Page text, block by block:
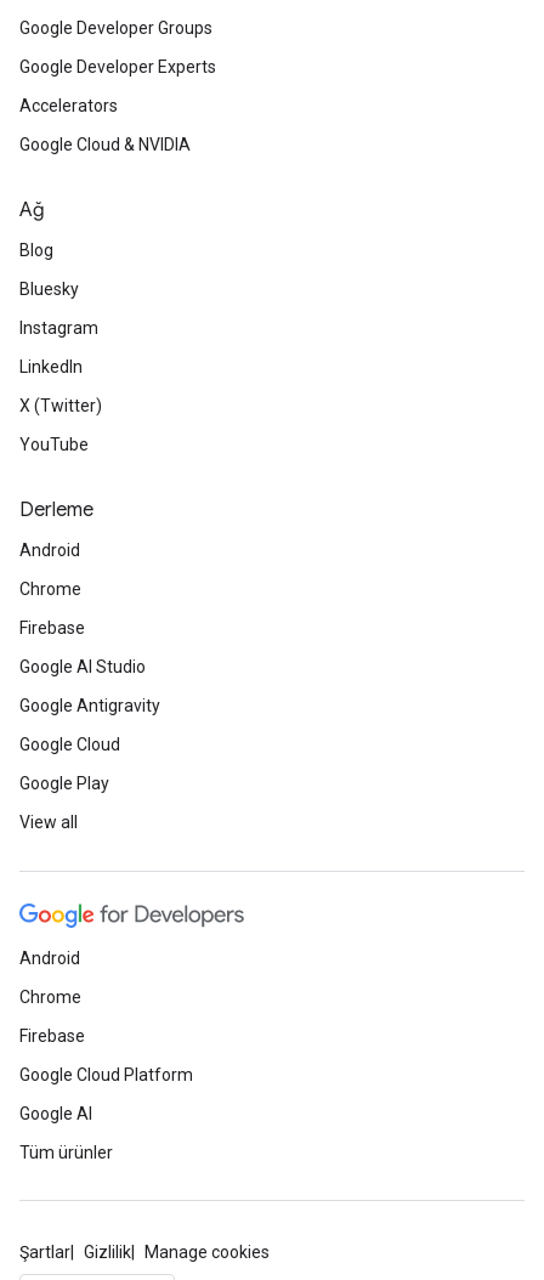
Google Developer Groups
Google Developer Experts
Accelerators
Google Cloud & NVIDIA
Ağ
Blog
Bluesky
Instagram
LinkedIn
X (Twitter)
YouTube
Derleme
Android
Chrome
Firebase
Google AI Studio
Google Antigravity
Google Cloud
Google Play
View all
Android
Chrome
Firebase
Google Cloud Platform
Google AI
Tüm ürünler
Şartlar Gizlilik Manage cookies